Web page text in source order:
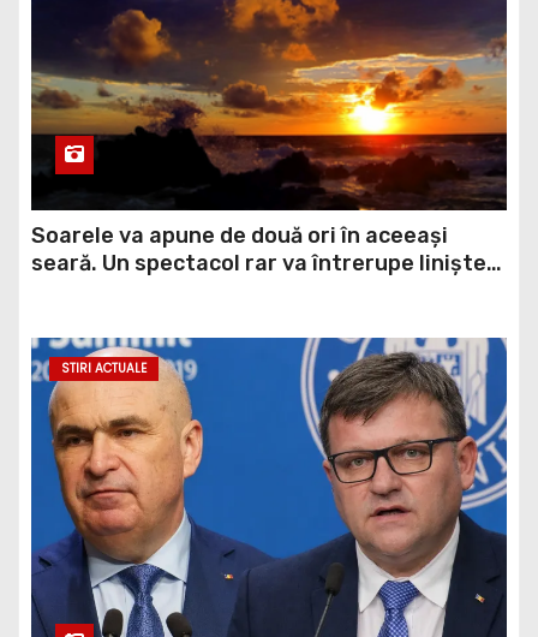
Soarele va apune de două ori în aceeași
seară. Un spectacol rar va întrerupe liniștea
STIRI ACTUALE